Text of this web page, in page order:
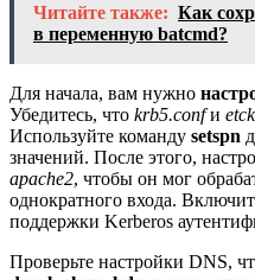
Читайте также: Как
в переменную batcmd?
Для начала, вам нужно
Убедитесь, что krb5.confи
Используйте команду setspn
значений. После этого,
apache2, чтобы он мог
однократного входа.
поддержки Kerberos
Проверьте настройки DNS,